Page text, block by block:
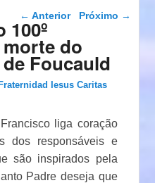
Navegação das
← Anterior Próximo →
100º
do
Foucauld
Iesus Caritas
liga coração
dos responsáveis e
são inspirados pela
Padre deseja que